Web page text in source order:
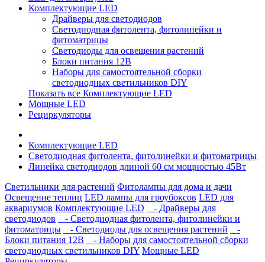
Комплектующие LED
Драйверы для светодиодов
Светодиодная фитолента, фитолинейки и
фитоматрицы
Светодиоды для освещения растений
Блоки питания 12В
Наборы для самостоятельной сборки
светодиодных светильников DIY
Показать все Комплектующие LED
Мощные LED
Рециркуляторы
Комплектующие LED
Светодиодная фитолента, фитолинейки и фитоматрицы
Линейка светодиодов длиной 60 см мощностью 45Вт
Светильники для растений Фитолампы для дома и дачи
Освещение теплиц LED лампы для гроубоксов LED для
аквариумов Комплектующие LED
- Драйверы для
светодиодов
- Светодиодная фитолента, фитолинейки и
фитоматрицы
- Светодиоды для освещения растений
-
Блоки питания 12В
- Наборы для самостоятельной сборки
светодиодных светильников DIY Мощные LED